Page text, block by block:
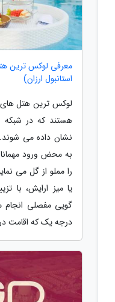
معرفی لوکس ترین
استانبول ارزان)
لوکس ترین هتل های
هستند که در شبکه
نشان داده می
به محض ورود
را مملو از گل می
یا میز ارایش، با
گویی مفصلی
درجه یک که اقامت در